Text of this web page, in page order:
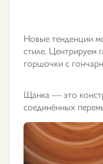
Новые тенденции
стиле. Центрируем
горшочки с
Щанка — это
соединённых